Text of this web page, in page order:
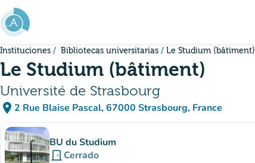
Ir al contenido principal
Instituciones Bibliotecas universitarias Le Studium (bâtiment)
Le Studium (bâtiment)
Université de Strasbourg
place 2 Rue Blaise Pascal, 67000 Strasbourg, France
(abrir en Google Maps)
(nueva pestaña)
subsitioBU du Studium
door_front Cerrado